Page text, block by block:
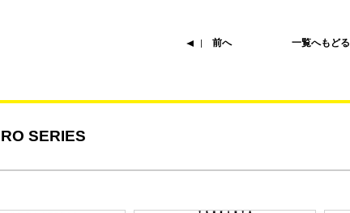
前へ 一覧へもどる
SERIES